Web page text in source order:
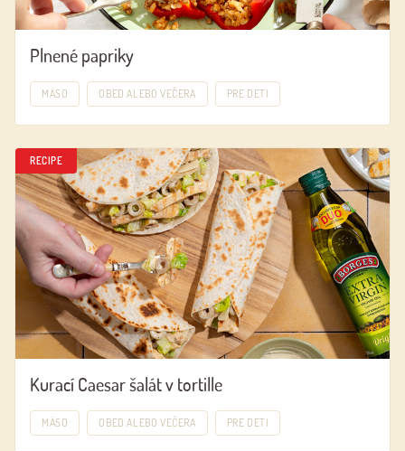
Plnené papriky
MÄSO OBED ALEBO VEČERA PRE DETI
RECIPE
Kurací Caesar šalát v tortille
MÄSO OBED ALEBO VEČERA PRE DETI